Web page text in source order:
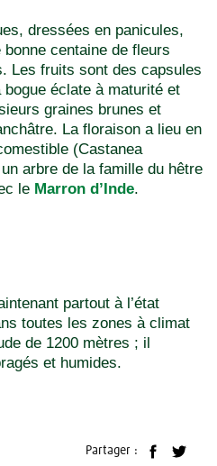
dressées en panicules,
centaine de fleurs
Les fruits sont des capsules
éclate à maturité et
graines brunes et
La floraison a lieu en
(Castanea
arbre de la famille du hêtre
le Marron d’Inde.
partout à l’état
toutes les zones à climat
de 1200 mètres ; il
et humides.
Partager :